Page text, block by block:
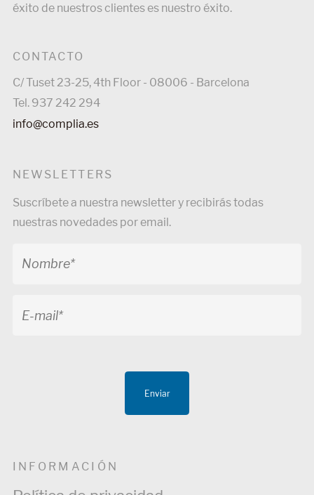
éxito de nuestros clientes es nuestro éxito.
CONTACTO
C/ Tuset 23-25, 4th Floor - 08006 - Barcelona
Tel. 937 242 294
info@complia.es
NEWSLETTERS
Suscríbete a nuestra newsletter y recibirás todas
nuestras novedades por email.
Enviar
INFORMACIÓN